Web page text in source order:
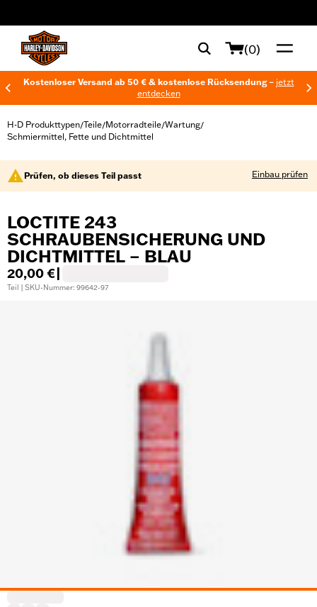
(0)
Kostenloser Versand ab 50 € & kostenlose Rücksendung – jetzt
entdecken
H-D Produkttypen/Teile/Motorradteile/Wartung/
Schmiermittel, Fette und Dichtmittel
Prüfen, ob dieses Teil passt Einbau prüfen
LOCTITE 243
SCHRAUBENSICHERUNG UND
DICHTMITTEL – BLAU
20,00 €
Teil | SKU-Nummer: 99642-97